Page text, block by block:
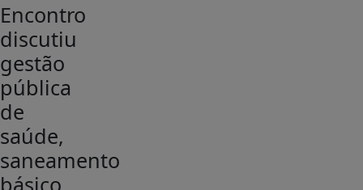
Encontro
discutiu
gestão
pública
de
saúde,
saneamento
básico